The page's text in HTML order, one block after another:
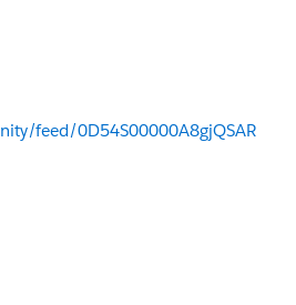
feed/0D54S00000A8gjQSAR